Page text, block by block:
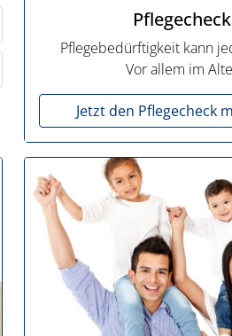
Pflegecheck
Pflegebedürftigkeit kann
Vor allem im
Jetzt den Pflegecheck